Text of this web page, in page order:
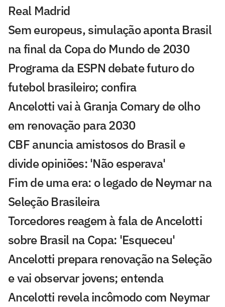
Real Madrid
Sem europeus, simulação aponta Brasil
na final da Copa do Mundo de 2030
Programa da ESPN debate futuro do
futebol brasileiro; confira
Ancelotti vai à Granja Comary de olho
em renovação para 2030
CBF anuncia amistosos do Brasil e
divide opiniões: 'Não esperava'
Fim de uma era: o legado de Neymar na
Seleção Brasileira
Torcedores reagem à fala de Ancelotti
sobre Brasil na Copa: 'Esqueceu'
Ancelotti prepara renovação na Seleção
e vai observar jovens; entenda
Ancelotti revela incômodo com Neymar